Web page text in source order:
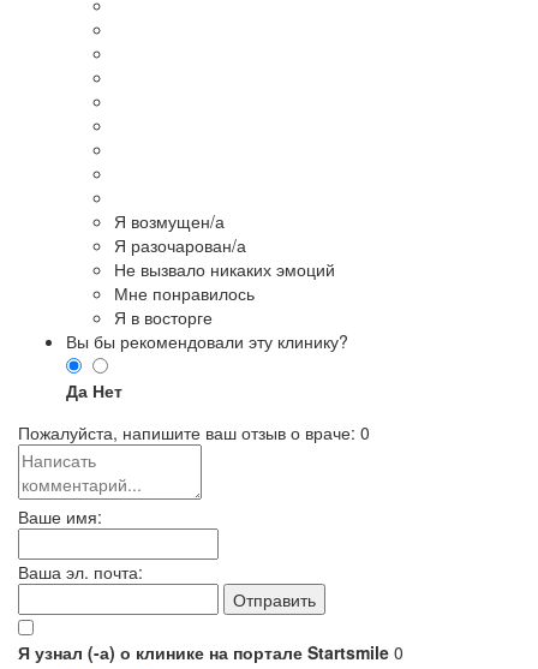
Я возмущен/а
Я разочарован/а
Не вызвало никаких эмоций
Мне понравилось
Я в восторге
Вы бы рекомендовали эту клинику?
Да Нет
Пожалуйста, напишите ваш отзыв о враче: 0
Ваше имя:
Ваша эл. почта:
Я узнал (-а) о клинике на портале Startsmile 0